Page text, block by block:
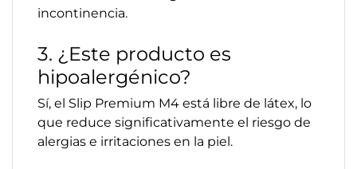
incontinencia.
3. ¿Este producto es
hipoalergénico?
Sí, el Slip Premium M4 está libre de látex, lo
que reduce significativamente el riesgo de
alergias e irritaciones en la piel.